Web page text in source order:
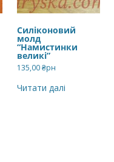
Силіконовий
молд
“Намистинки
великі”
135,00₴рн
Читати далі